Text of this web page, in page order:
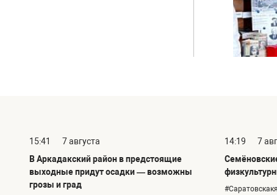
15:41
7 августа
В Аркадакский район в предстоящие
выходные придут осадки — возможны
грозы и град
14:19
7